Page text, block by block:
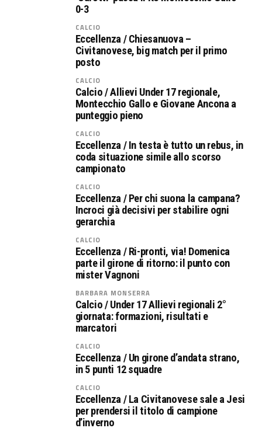
0-3
CALCIO
Eccellenza / Chiesanuova –
Civitanovese, big match per il primo
posto
CALCIO
Calcio / Allievi Under 17 regionale,
Montecchio Gallo e Giovane Ancona a
punteggio pieno
CALCIO
Eccellenza / In testa è tutto un rebus, in
coda situazione simile allo scorso
campionato
CALCIO
Eccellenza / Per chi suona la campana?
Incroci già decisivi per stabilire ogni
gerarchia
CALCIO
Eccellenza / Ri-pronti, via! Domenica
parte il girone di ritorno: il punto con
mister Vagnoni
BARBARA MONSERRA
Calcio / Under 17 Allievi regionali 2°
giornata: formazioni, risultati e
marcatori
CALCIO
Eccellenza / Un girone d’andata strano,
in 5 punti 12 squadre
CALCIO
Eccellenza / La Civitanovese sale a Jesi
per prendersi il titolo di campione
d’inverno